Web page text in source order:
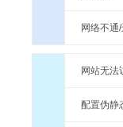
网络不通
网站无法
配置伪静